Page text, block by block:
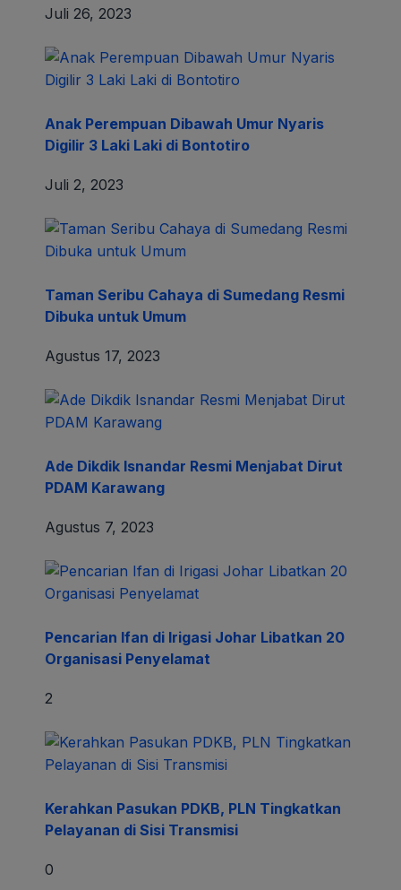
Juli 26, 2023
Anak Perempuan Dibawah Umur Nyaris
Digilir 3 Laki Laki di Bontotiro
Juli 2, 2023
Taman Seribu Cahaya di Sumedang Resmi
Dibuka untuk Umum
Agustus 17, 2023
Ade Dikdik Isnandar Resmi Menjabat Dirut
PDAM Karawang
Agustus 7, 2023
Pencarian Ifan di Irigasi Johar Libatkan 20
Organisasi Penyelamat
2
Kerahkan Pasukan PDKB, PLN Tingkatkan
Pelayanan di Sisi Transmisi
0